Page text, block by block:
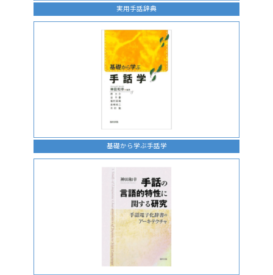
実用手話辞典
基礎から学ぶ手話学